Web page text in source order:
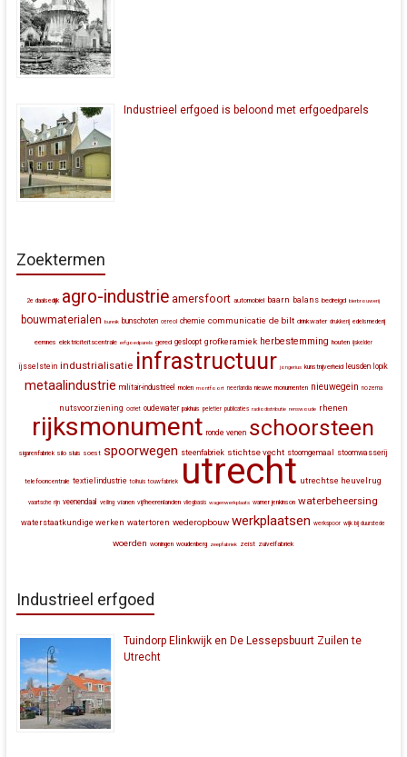
Industrieel erfgoed is beloond met erfgoedparels
Zoektermen
2e daalsedijk agro-industrie amersfoort automobiel baarn balans bedreigd bierbrouwerij
bouwmaterialen bunnik bunschoten cereol chemie communicatie de bilt drinkwater drukkerij edelsmederij
eemnes elektriciteitscentrale erfgoedparels gered gesloopt grofkeramiek herbestemming houten ijskelder
ijsselstein industrialisatie infrastructuur jongerius kunstnijverheid leusden lopik
metaalindustrie militair-industrieel molen montfoort neerlandia nieuwe monumenten nieuwegein nozema
nutsvoorziening ocriet oudewater pakhuis peletier publicaties radiodistributie renswoude rhenen
rijksmonument ronde venen schoorsteen
sigarenfabriek silo sluis soest spoorwegen steenfabriek stichtse vecht stoomgemaal stoomwasserij
telefooncentrale textielindustrie tolhuis touwfabriek utrecht utrechtse heuvelrug
vaartsche rijn veenendaal veiling vianen vijfheerenlanden vliegbasis wagenwerkplaats warner jenkinson waterbeheersing
waterstaatkundige werken watertoren wederopbouw werkplaatsen werkspoor wijk bij duurstede
woerden woningen woudenberg zeepfabriek zeist zuivelfabriek
Industrieel erfgoed
Tuindorp Elinkwijk en De Lessepsbuurt Zuilen te
Utrecht